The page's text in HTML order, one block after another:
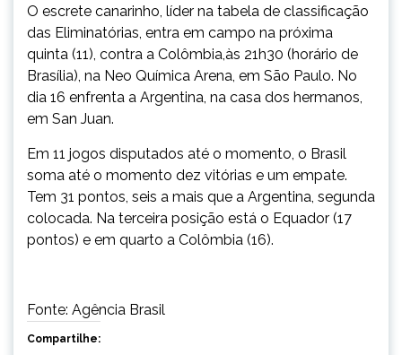
O escrete canarinho, líder na tabela de classificação
das Eliminatórias, entra em campo na próxima
quinta (11), contra a Colômbia,às 21h30 (horário de
Brasília), na Neo Química Arena, em São Paulo. No
dia 16 enfrenta a Argentina, na casa dos hermanos,
em San Juan.
Em 11 jogos disputados até o momento, o Brasil
soma até o momento dez vitórias e um empate.
Tem 31 pontos, seis a mais que a Argentina, segunda
colocada. Na terceira posição está o Equador (17
pontos) e em quarto a Colômbia (16).
Fonte: Agência Brasil
Compartilhe: